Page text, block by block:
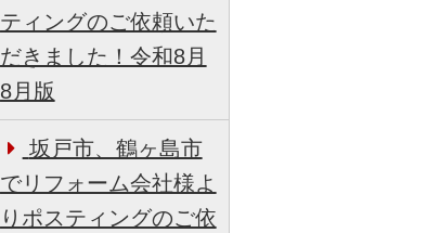
ティングのご依頼いた
だきました！令和8月
8月版
坂戸市、鶴ヶ島市
でリフォーム会社様よ
りポスティングのご依